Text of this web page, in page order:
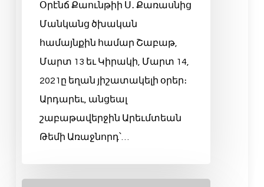
Օրէնճ Քաունթիի Ս․ Քառասնից
Մանկանց ծխական
համայնքին համար Շաբաթ,
Մարտ 13 եւ Կիրակի, Մարտ 14,
2021ը եղան յիշատակելի օրեր։
Արդարեւ, անցեալ
շաբաթավերջին Արեւմտեան
Թեմի Առաջնորդ՝…